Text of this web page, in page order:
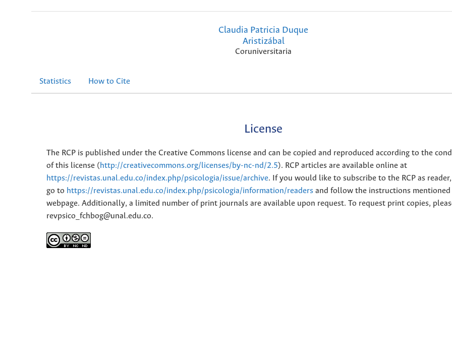
Claudia Patricia Duque
Aristizábal
Coruniversitaria
Statistics How to Cite
License
The RCP is published under the Creative Commons license and can be copied and reproduced according to the
of this license (http://creativecommons.org/licenses/by-nc-nd/2.5). RCP articles are available online at
https://revistas.unal.edu.co/index.php/psicologia/issue/archive. If you would like to subscribe to the RCP as
go to https://revistas.unal.edu.co/index.php/psicologia/information/readers and follow the instructions
webpage. Additionally, a limited number of print journals are available upon request. To request print copies,
revpsico_fchbog@unal.edu.co.